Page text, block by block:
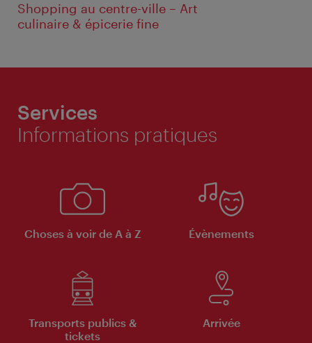
Shopping au centre-ville – Art
culinaire & épicerie fine
Services
Informations pratiques
Choses à voir de A à Z Évènements
Transports publics &
tickets
Arrivée